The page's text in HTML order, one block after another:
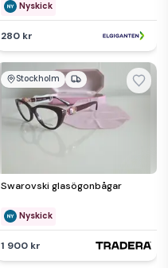
originalförpackning
Nyskick
280 kr
Stockholm
Swarovski glasögonbågar
Nyskick
1 900 kr